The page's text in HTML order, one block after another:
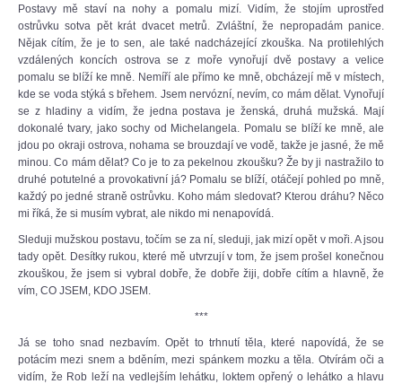
Postavy mě staví na nohy a pomalu mizí. Vidím, že stojím uprostřed
ostrůvku sotva pět krát dvacet metrů. Zvláštní, že nepropadám panice.
Nějak cítím, že je to sen, ale také nadcházející zkouška. Na protilehlých
vzdálených koncích ostrova se z moře vynořují dvě postavy a velice
pomalu se blíží ke mně. Nemíří ale přímo ke mně, obcházejí mě v místech,
kde se voda stýká s břehem. Jsem nervózní, nevím, co mám dělat. Vynořují
se z hladiny a vidím, že jedna postava je ženská, druhá mužská. Mají
dokonalé tvary, jako sochy od Michelangela. Pomalu se blíží ke mně, ale
jdou po okraji ostrova, nohama se brouzdají ve vodě, takže je jasné, že mě
minou. Co mám dělat? Co je to za pekelnou zkoušku? Že by ji nastražilo to
druhé potutelné a provokativní já? Pomalu se blíží, otáčejí pohled po mně,
každý po jedné straně ostrůvku. Koho mám sledovat? Kterou dráhu? Něco
mi říká, že si musím vybrat, ale nikdo mi nenapovídá.
Sleduji mužskou postavu, točím se za ní, sleduji, jak mizí opět v moři. A jsou
tady opět. Desítky rukou, které mě utvrzují v tom, že jsem prošel konečnou
zkouškou, že jsem si vybral dobře, že dobře žiji, dobře cítím a hlavně, že
vím, CO JSEM, KDO JSEM.
***
Já se toho snad nezbavím. Opět to trhnutí těla, které napovídá, že se
potácím mezi snem a bděním, mezi spánkem mozku a těla. Otvírám oči a
vidím, že Rob leží na vedlejším lehátku, loktem opřený o lehátko a hlavu